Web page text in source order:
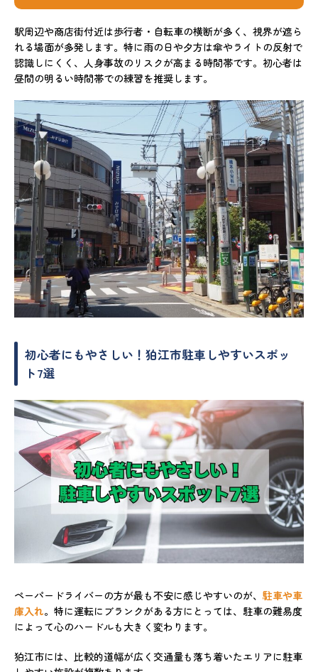
駅周辺や商店街付近は歩行者・自転車の横断が多く、視界が遮ら
れる場面が多発します。特に雨の日や夕方は傘やライトの反射で
認識しにくく、人身事故のリスクが高まる時間帯です。初心者は
昼間の明るい時間帯での練習を推奨します。
初心者にもやさしい！狛江市駐車しやすいスポッ
ト7選
ペーパードライバーの方が最も不安に感じやすいのが、 駐車や車
庫入れ。特に運転にブランクがある方にとっては、駐車の難易度
によって心のハードルも大きく変わります。
狛江市には、比較的道幅が広く交通量も落ち着いたエリアに駐車